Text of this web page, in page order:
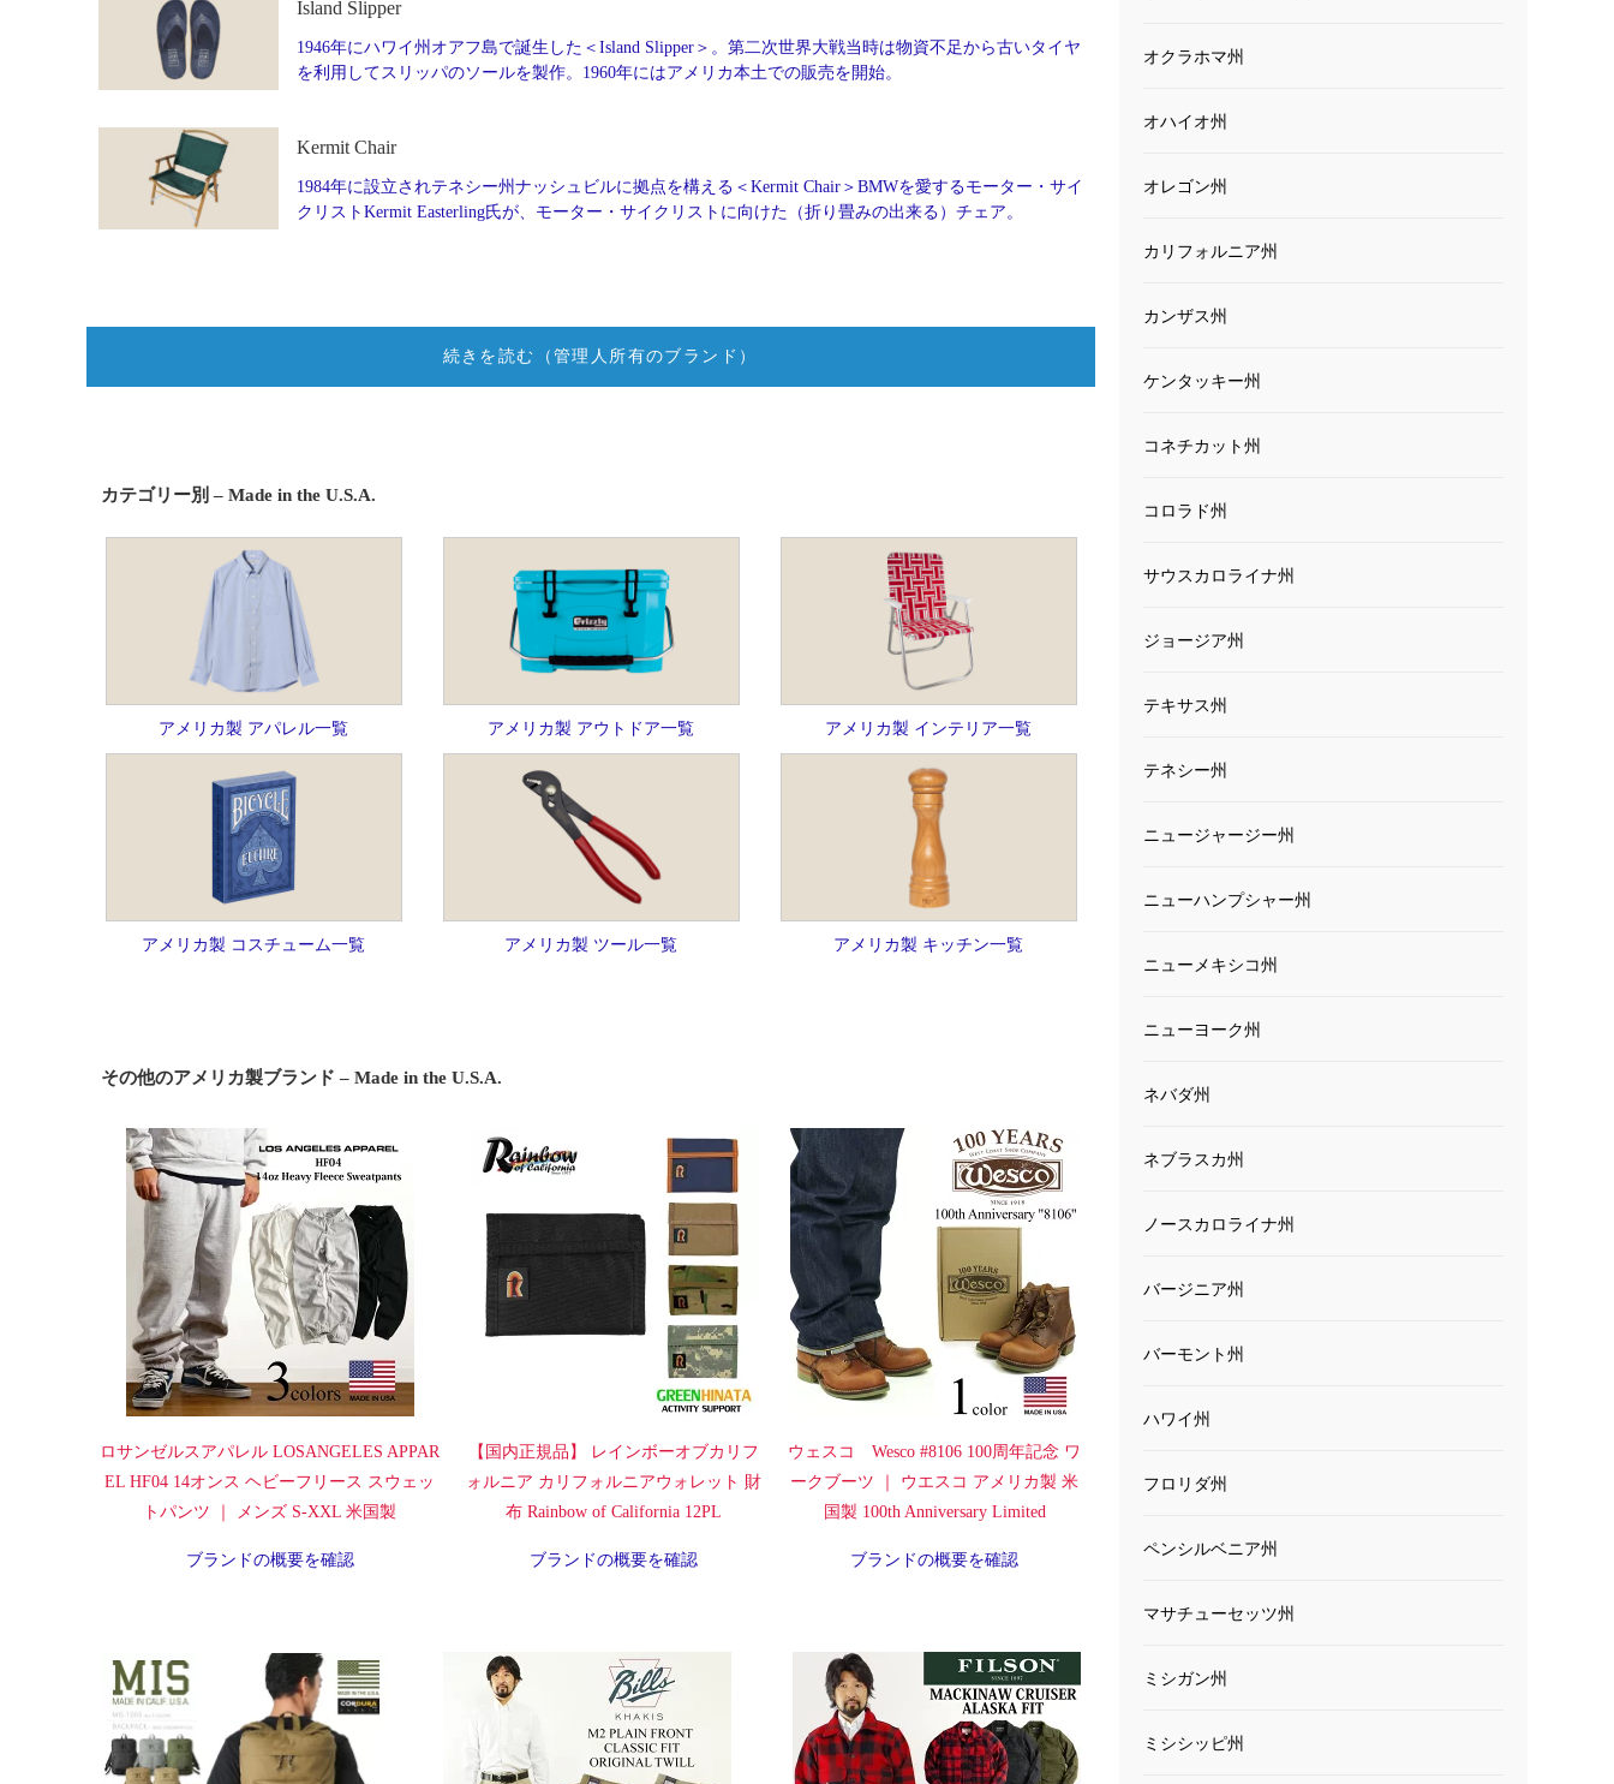
Island Slipper
1946年にハワイ州オアフ島で誕生した＜Island Slipper＞。第二次世界大戦当時は物資不足から古いタイヤ
を利用してスリッパのソールを製作。1960年にはアメリカ本土での販売を開始。
Kermit Chair
1984年に設立されテネシー州ナッシュビルに拠点を構える＜Kermit Chair＞BMWを愛するモーター・サイ
クリストKermit Easterling氏が、モーター・サイクリストに向けた（折り畳みの出来る）チェア。
続きを読む（管理人所有のブランド）
カテゴリー別 – Made in the U.S.A.
アメリカ製 アパレル一覧 アメリカ製 アウトドア一覧 アメリカ製 インテリア一覧
アメリカ製 コスチューム一覧 アメリカ製 ツール一覧 アメリカ製 キッチン一覧
その他のアメリカ製ブランド – Made in the U.S.A.
ロサンゼルスアパレル LOSANGELES APPAR
EL HF04 14オンス ヘビーフリース スウェッ
トパンツ ｜ メンズ S-XXL 米国製
ブランドの概要を確認
【国内正規品】 レインボーオブカリフ
ォルニア カリフォルニアウォレット 財
布 Rainbow of California 12PL
ブランドの概要を確認
ウェスコ Wesco #8106 100周年記念 ワ
ークブーツ ｜ ウエスコ アメリカ製 米
国製 100th Anniversary Limited
ブランドの概要を確認
オクラホマ州
オハイオ州
オレゴン州
カリフォルニア州
カンザス州
ケンタッキー州
コネチカット州
コロラド州
サウスカロライナ州
ジョージア州
テキサス州
テネシー州
ニュージャージー州
ニューハンプシャー州
ニューメキシコ州
ニューヨーク州
ネバダ州
ネブラスカ州
ノースカロライナ州
バージニア州
バーモント州
ハワイ州
フロリダ州
ペンシルベニア州
マサチューセッツ州
ミシガン州
ミシシッピ州